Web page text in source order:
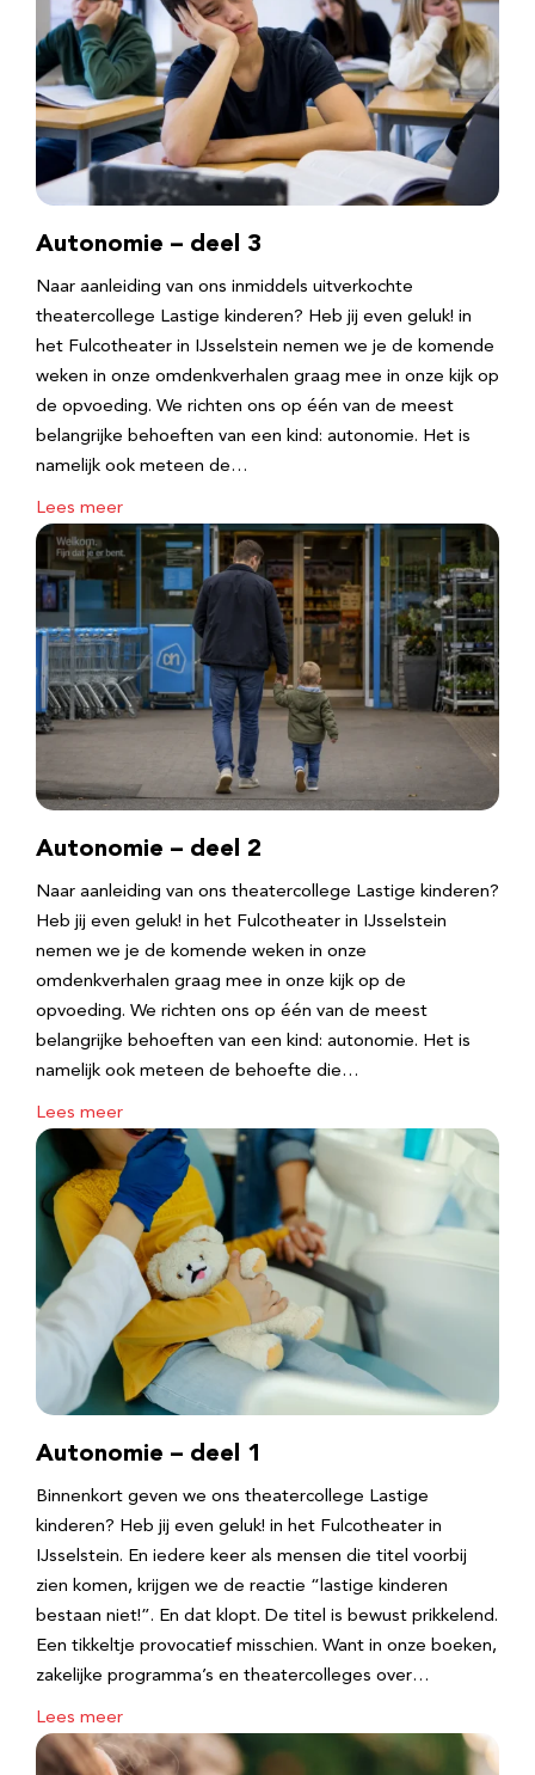
Autonomie – deel 3
Naar aanleiding van ons inmiddels uitverkochte
theatercollege Lastige kinderen? Heb jij even geluk! in
het Fulcotheater in IJsselstein nemen we je de komende
weken in onze omdenkverhalen graag mee in onze kijk op
de opvoeding. We richten ons op één van de meest
belangrijke behoeften van een kind: autonomie. Het is
namelijk ook meteen de…
Lees meer
Autonomie – deel 2
Naar aanleiding van ons theatercollege Lastige kinderen?
Heb jij even geluk! in het Fulcotheater in IJsselstein
nemen we je de komende weken in onze
omdenkverhalen graag mee in onze kijk op de
opvoeding. We richten ons op één van de meest
belangrijke behoeften van een kind: autonomie. Het is
namelijk ook meteen de behoefte die…
Lees meer
Autonomie – deel 1
Binnenkort geven we ons theatercollege Lastige
kinderen? Heb jij even geluk! in het Fulcotheater in
IJsselstein. En iedere keer als mensen die titel voorbij
zien komen, krijgen we de reactie “lastige kinderen
bestaan niet!”. En dat klopt. De titel is bewust prikkelend.
Een tikkeltje provocatief misschien. Want in onze boeken,
zakelijke programma’s en theatercolleges over…
Lees meer